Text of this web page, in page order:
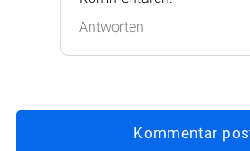
Antworten
Kommentar